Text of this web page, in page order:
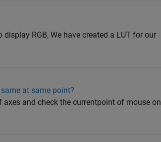
RGB, We have created a LUT for our
at same point?
axes and check the currentpoint of mouse on